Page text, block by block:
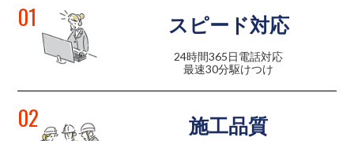
01 スピード対応
24時間365日電話対応
最速30分駆けつけ
02 施工品質